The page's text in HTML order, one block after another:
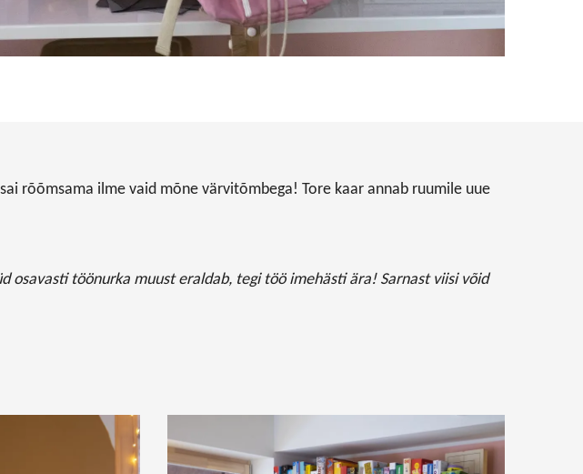
rõõmsama ilme vaid mõne värvitõmbega! Tore kaar annab ruumile uue
osavasti töönurka muust eraldab, tegi töö imehästi ära! Sarnast viisi võid